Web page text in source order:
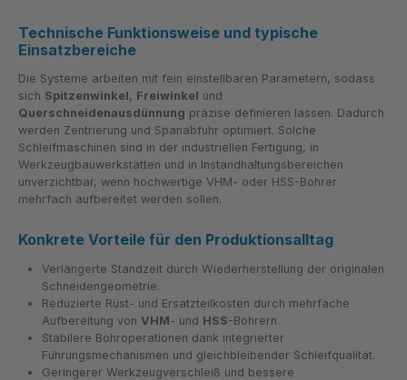
Technische Funktionsweise und typische
Einsatzbereiche
Die Systeme arbeiten mit fein einstellbaren Parametern, sodass
sich Spitzenwinkel, Freiwinkel und
Querschneidenausdünnung präzise definieren lassen. Dadurch
werden Zentrierung und Spanabfuhr optimiert. Solche
Schleifmaschinen sind in der industriellen Fertigung, in
Werkzeugbauwerkstätten und in Instandhaltungsbereichen
unverzichtbar, wenn hochwertige VHM- oder HSS-Bohrer
mehrfach aufbereitet werden sollen.
Konkrete Vorteile für den Produktionsalltag
Verlängerte Standzeit durch Wiederherstellung der originalen
Schneidengeometrie.
Reduzierte Rüst- und Ersatzteilkosten durch mehrfache
Aufbereitung von VHM- und HSS-Bohrern.
Stabilere Bohroperationen dank integrierter
Führungsmechanismen und gleichbleibender Schleifqualität.
Geringerer Werkzeugverschleiß und bessere